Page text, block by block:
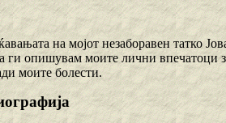
на мојот незаборавен татко
ги опишувам моите лични
моите болести.